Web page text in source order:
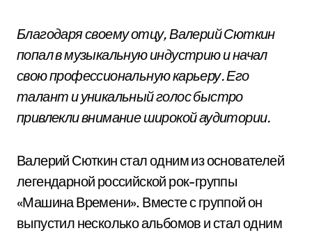
Благодаря своему отцу, Валерий Сюткин
попал в музыкальную индустрию и начал
свою профессиональную карьеру. Его
талант и уникальный голос быстро
привлекли внимание широкой аудитории.
Валерий Сюткин стал одним из основателей
легендарной российской рок-группы
«Машина Времени». Вместе с группой он
выпустил несколько альбомов и стал одним